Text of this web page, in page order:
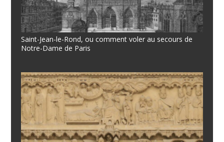
Saint-Jean-le-Rond, ou comment voler au secours de
Notre-Dame de Paris